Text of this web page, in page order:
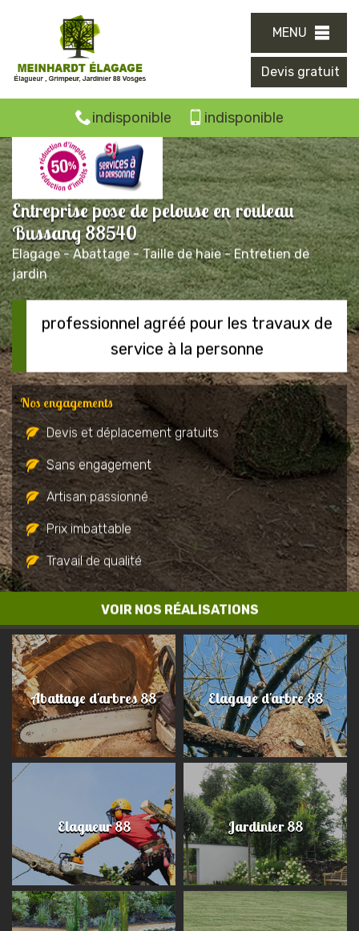
MENU
Devis gratuit
indisponible indisponible
Entreprise pose de pelouse en rouleau
Bussang 88540
Elagage - Abattage - Taille de haie - Entretien de
jardin
VOIR NOS RÉALISATIONS
professionnel agréé pour les travaux de
service à la personne
Nos engagements
Devis et déplacement gratuits
Sans engagement
Artisan passionné
Prix imbattable
Travail de qualité
Abattage d'arbres 88 Elagage d'arbre 88
Elagueur 88 Jardinier 88